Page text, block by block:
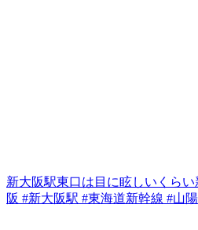
新大阪駅東口は目に眩しいくら
阪 #新大阪駅 #東海道新幹線 #山